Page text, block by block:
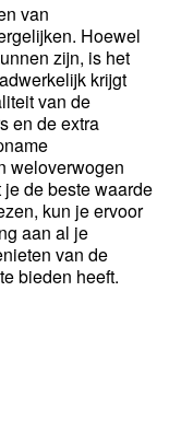
van
Hoewel
zijn, is het
krijgt
van de
en de extra
weloverwogen
de beste waarde
kun je ervoor
aan al je
van de
bieden heeft.